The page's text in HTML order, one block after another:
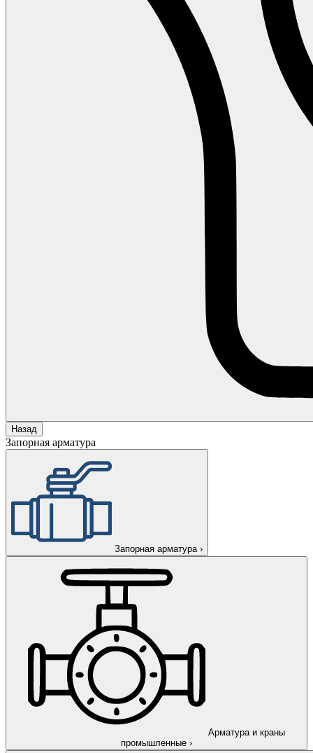
Назад
Запорная арматура
Запорная арматура ›
Арматура и краны
промышленные ›